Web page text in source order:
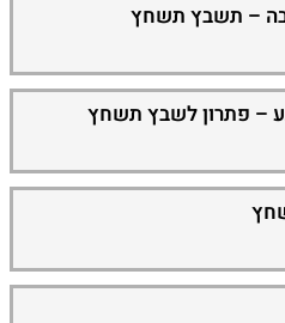
– תשבץ תשחץ
– פתרון לשבץ תשחץ